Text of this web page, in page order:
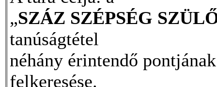
„SZÁZ SZÉPSÉG
tanúságtétel
néhány érintendő
felkeresése.